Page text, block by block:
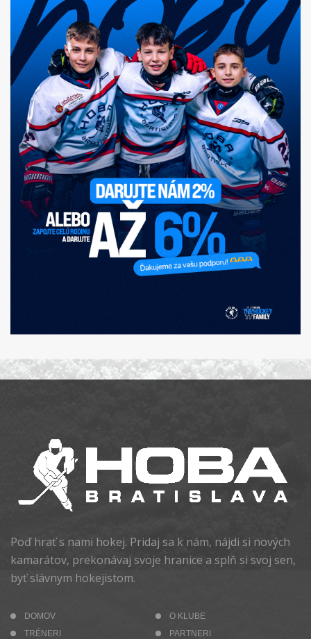
Poď hrať s nami hokej. Pridaj sa k nám, nájdi si nových
kamarátov, prekonávaj svoje hranice a splň si svoj sen,
byť slávnym hokejistom.
DOMOV
O KLUBE
TRÉNERI
PARTNERI